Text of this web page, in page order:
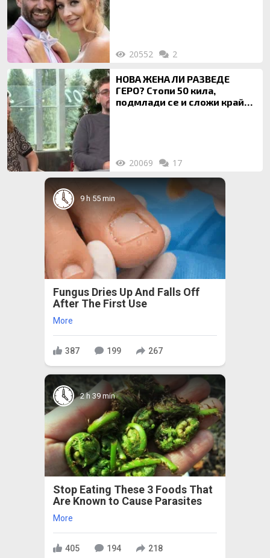
20552 2
НОВА ЖЕНА ЛИ РАЗВЕДЕ
ГЕРО? Стопи 50 кила,
подмлади се и сложи край
20069 17
9 h 55 min
Fungus Dries Up And Falls Off
After The First Use
More
387 199 267
2 h 39 min
Stop Eating These 3 Foods That
Are Known to Cause Parasites
More
405 194 218